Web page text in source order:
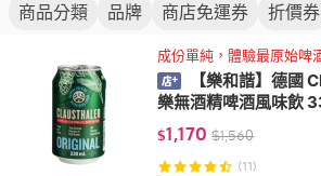
商品分類 品牌 商店免運券 折價券
成份單純，體驗最原始啤
【樂和諧】德國
樂無酒精啤酒風味飲
VEGAN
$1,170 $1,560
(11)